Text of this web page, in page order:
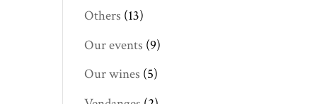
Others (13)
Our events (9)
Our wines (5)